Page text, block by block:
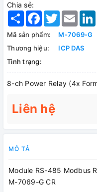
Chia sẻ:
Share Facebook
TwitterEmail
Mã sản phẩm:
M-7069-G
Thương hiệu:
ICP DAS
Tình trạng:
8-ch Power Relay (4x
Liên hệ
MÔ TẢ
Module RS-485 Modbus
M-7069-G CR